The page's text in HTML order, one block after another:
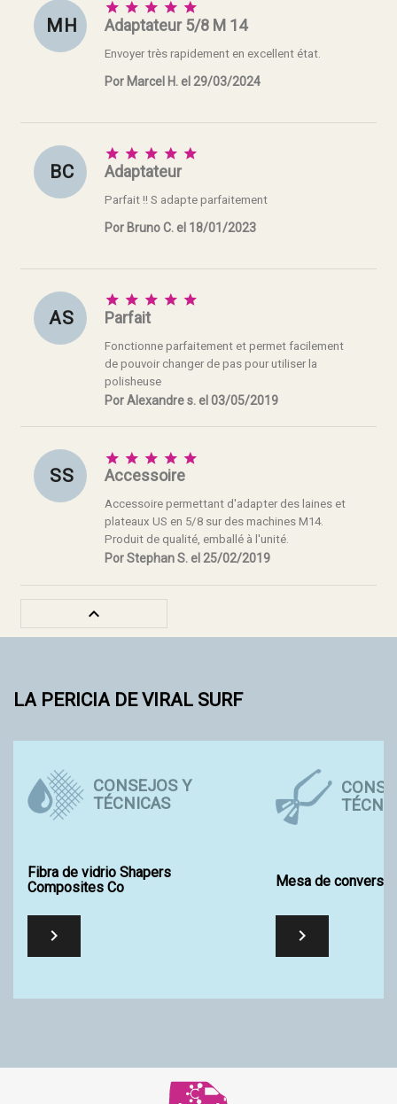
M H
    
Adaptateur 5/8 M 14
Envoyer très rapidement en excellent état.
Por Marcel H. el 29/03/2024
B C
    
Adaptateur
Parfait !! S adapte parfaitement
Por Bruno C. el 18/01/2023
A S
    
Parfait
Fonctionne parfaitement et permet facilement
de pouvoir changer de pas pour utiliser la
polisheuse
Por Alexandre s. el 03/05/2019
S S
    
Accessoire
Accessoire permettant d'adapter des laines et
plateaux US en 5/8 sur des machines M14.
Produit de qualité, emballé à l'unité.
Por Stephan S. el 25/02/2019

LA PERICIA DE VIRAL SURF
CONSEJOS Y
TÉCNICAS
Fibra de vidrio Shapers
Composites Co

Mesa de
